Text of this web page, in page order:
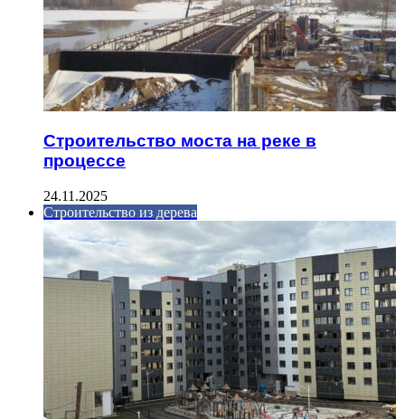
Строительство моста на реке в
процессе
24.11.2025
Строительство из дерева